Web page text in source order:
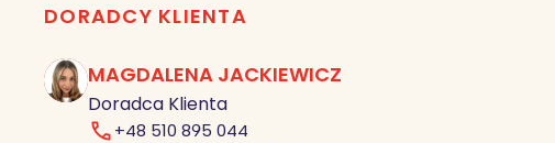
DORADCY KLIENTA
MJ MAGDALENA JACKIEWICZ
Doradca Klienta
+48 510 895 044